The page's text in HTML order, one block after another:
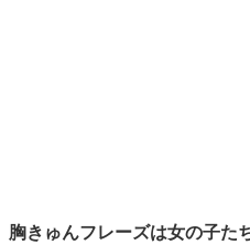
胸きゅんフレーズは女の子